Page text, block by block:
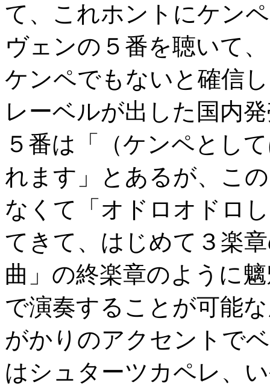
て、これホントにケン
ヴェンの５番を聴いて
ケンペでもないと確信
レーベルが出した国内
５番は「（ケンペとし
れます」とあるが、こ
なくて「オドロオドロ
てきて、はじめて３楽
曲」の終楽章のように
で演奏することが可能
がかりのアクセントで
はシュターツカペレ、